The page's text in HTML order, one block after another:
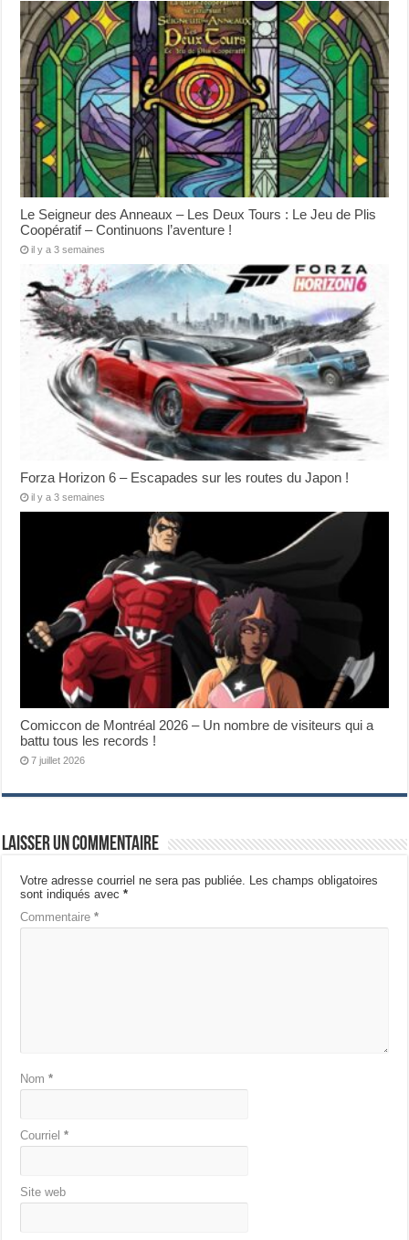
Le Seigneur des Anneaux – Les Deux Tours : Le Jeu de Plis
Coopératif – Continuons l’aventure !
il y a 3 semaines
Forza Horizon 6 – Escapades sur les routes du Japon !
il y a 3 semaines
Comiccon de Montréal 2026 – Un nombre de visiteurs qui a
battu tous les records !
7 juillet 2026
Laisser un commentaire
Votre adresse courriel ne sera pas publiée. Les champs obligatoires
sont indiqués avec*
Commentaire*
Nom*
Courriel*
Site web